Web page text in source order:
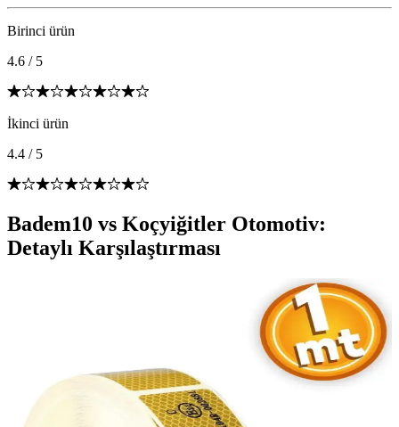
Birinci ürün
4.6 / 5
İkinci ürün
4.4 / 5
Badem10 vs Koçyiğitler Otomotiv:
Detaylı Karşılaştırması